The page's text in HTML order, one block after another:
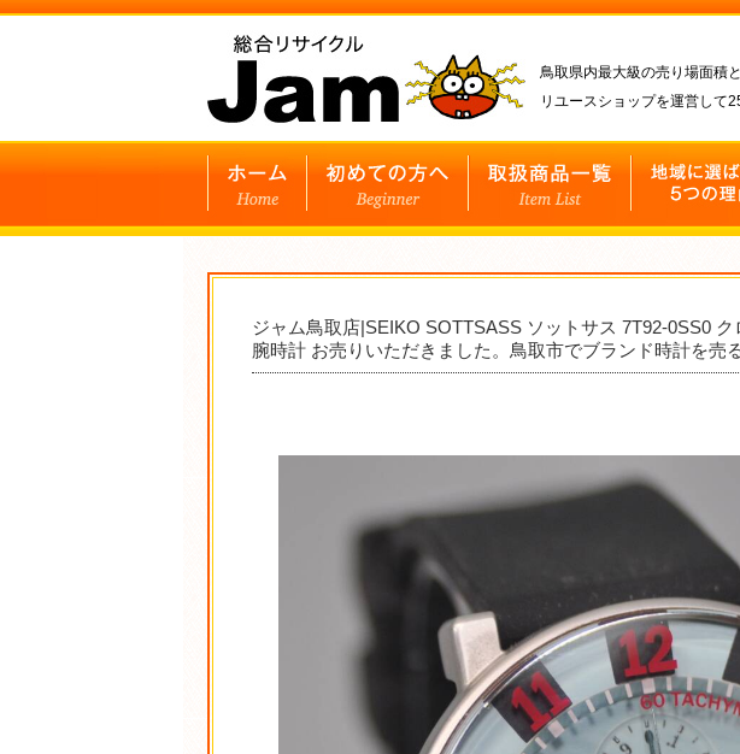
鳥取県内最大級の売り場面積
リユースショップを運営して
ジャム鳥取店|SEIKO SOTTSASS ソットサス 7T92-0SS0
腕時計 お売りいただきました。鳥取市でブランド時計を売